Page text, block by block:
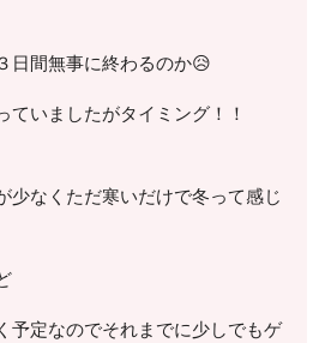
日間無事に終わるのか😥
ていましたがタイミング！！
少なくただ寒いだけで冬って感じ
予定なのでそれまでに少しでもゲ